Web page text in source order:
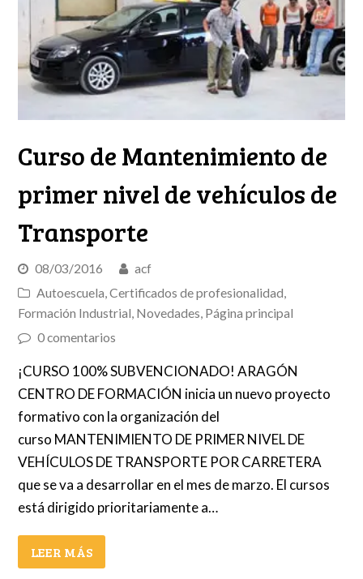
Curso de Mantenimiento de
primer nivel de vehículos de
Transporte
08/03/2016
acf
Autoescuela,Certificados de profesionalidad,
Formación Industrial, Novedades, Página principal
0 comentarios
¡CURSO 100% SUBVENCIONADO! ARAGÓN
CENTRO DE FORMACIÓN inicia un nuevo proyecto
formativo con la organización del
curso MANTENIMIENTO DE PRIMER NIVEL DE
VEHÍCULOS DE TRANSPORTE POR CARRETERA
que se va a desarrollar en el mes de marzo. El cursos
está dirigido prioritariamente a…
LEER MÁS